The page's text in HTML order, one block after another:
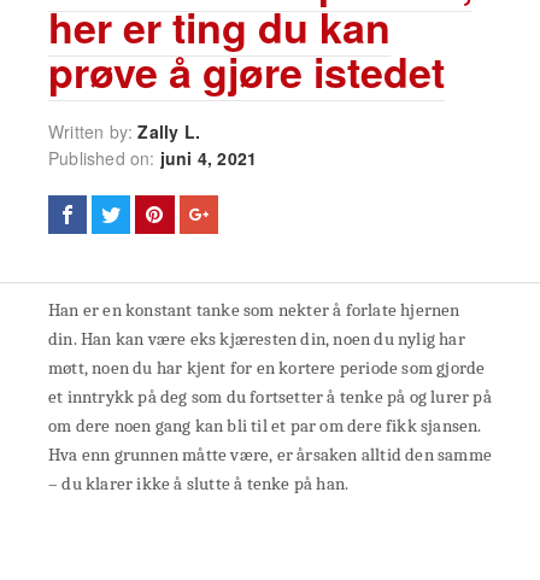
her er ting du kan
prøve å gjøre istedet
Written by:Zally L.
Published on: juni 4, 2021
Han er en konstant tanke som nekter å forlate hjernen
din. Han kan være eks kjæresten din, noen du nylig har
møtt, noen du har kjent for en kortere periode som gjorde
et inntrykk på deg som du fortsetter å tenke på og lurer på
om dere noen gang kan bli til et par om dere fikk sjansen.
Hva enn grunnen måtte være, er årsaken alltid den samme
– du klarer ikke å slutte å tenke på han.